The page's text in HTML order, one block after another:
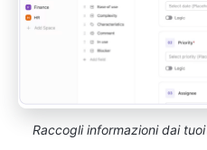
Raccogli informazioni dai